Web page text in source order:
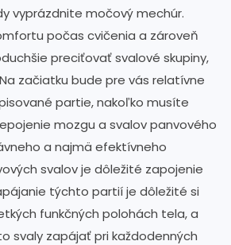
vyprázdnite močový mechúr.
počas cvičenia a zároveň
preciťovať svalové skupiny,
začiatku bude pre vás relatívne
partie, nakoľko musíte
mozgu a svalov panvového
a najmä efektívneho
svalov je dôležité zapojenie
týchto partií je dôležité si
funkčných polohách tela, a
svaly zapájať pri každodenných